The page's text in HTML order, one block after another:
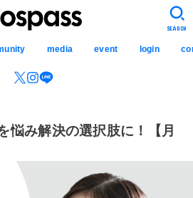
media
media event login
SEARCH
悩み解決の選択肢に！【月